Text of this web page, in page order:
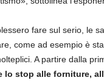
fare sul serio, le
come ad esempio è
A partire dalla
lo stop alle forniture,